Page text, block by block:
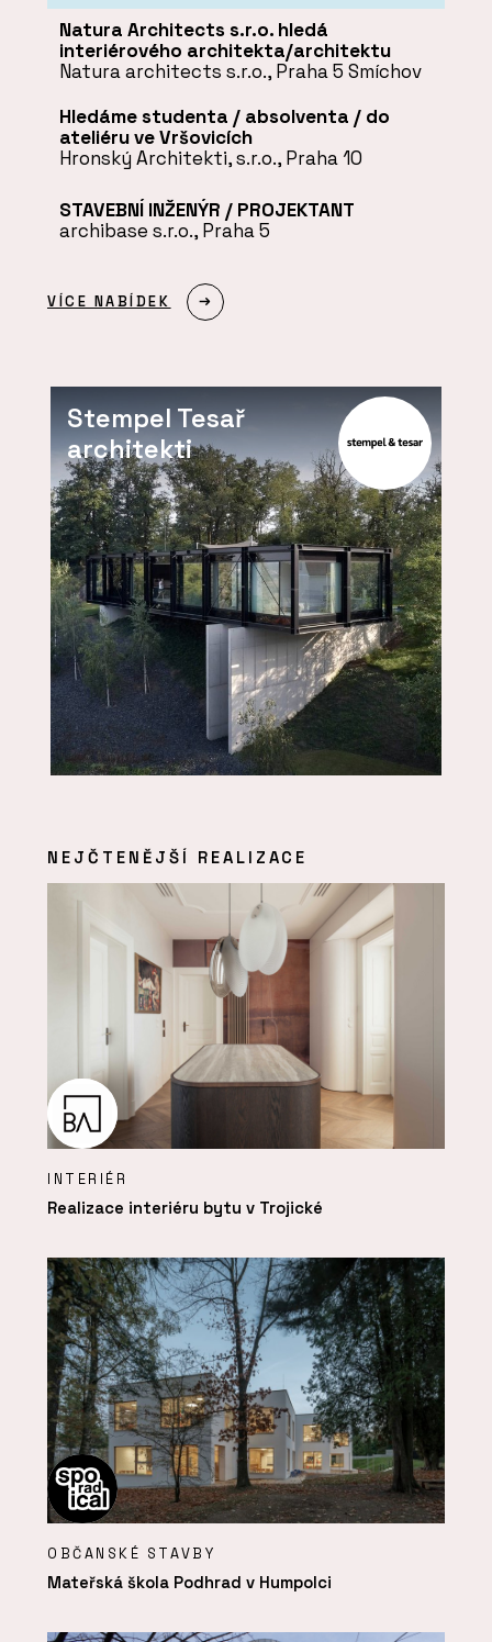
Natura Architects s.r.o. hledá
interiérového architekta/architektu
Natura architects s.r.o., Praha 5 Smíchov
Hledáme studenta / absolventa / do
ateliéru ve Vršovicích
Hronský Architekti, s.r.o., Praha 10
STAVEBNÍ INŽENÝR / PROJEKTANT
archibase s.r.o., Praha 5
VÍCE NABÍDEK
Stempel Tesař
architekti
NEJČTENĚJŠÍ REALIZACE
INTERIÉR
Realizace interiéru bytu v Trojické
OBČANSKÉ STAVBY
Mateřská škola Podhrad v Humpolci